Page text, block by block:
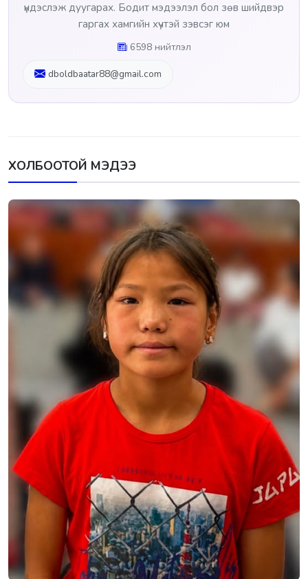
үндэслэж дуугарах. Бодит мэдээлэл бол зөв шийдвэр
гаргах хамгийн хүчтэй зэвсэг юм
6598 нийтлэл
dboldbaatar88@gmail.com
ХОЛБООТОЙ МЭДЭЭ